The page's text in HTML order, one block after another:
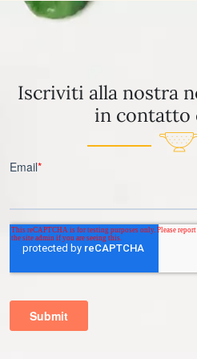
Iscriviti alla nostra
in contatto